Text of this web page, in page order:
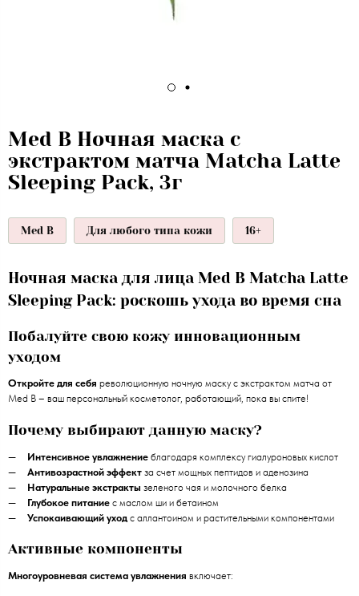
Med B Ночная маска с
экстрактом матча Matcha Latte
Sleeping Pack, 3г
Med B Для любого типа кожи 16+
Ночная маска для лица Med B Matcha Latte
Sleeping Pack: роскошь ухода во время сна
Побалуйте свою кожу инновационным
уходом
Откройте для себя революционную ночную маску с экстрактом матча от
Med B – ваш персональный косметолог, работающий, пока вы спите!
Почему выбирают данную маску?
Интенсивное увлажнение благодаря комплексу гиалуроновых кислот
Антивозрастной эффект за счет мощных пептидов и аденозина
Натуральные экстракты зеленого чая и молочного белка
Глубокое питание с маслом ши и бетаином
Успокаивающий уход с аллантоином и растительными компонентами
Активные компоненты
Многоуровневая система увлажнения включает: